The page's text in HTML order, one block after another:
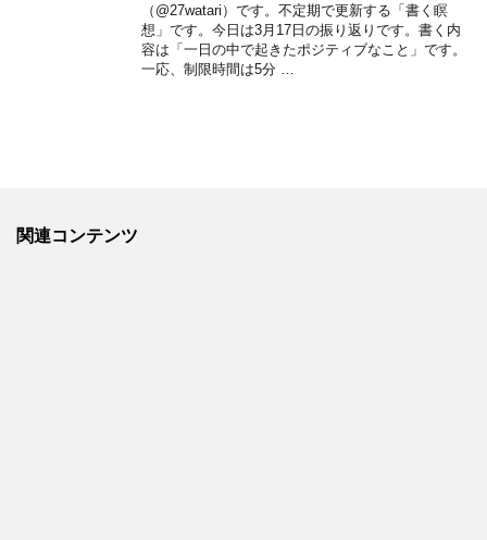
（@27watari）です。不定期で更新する「書く瞑
想」です。今日は3月17日の振り返りです。書く内
容は「一日の中で起きたポジティブなこと」です。
一応、制限時間は5分 …
関連コンテンツ